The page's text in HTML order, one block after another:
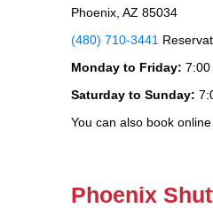
Phoenix, AZ 85034
(480) 710-3441
Monday to Friday: 7:00
Saturday to Sunday:
You can also book
Phoenix